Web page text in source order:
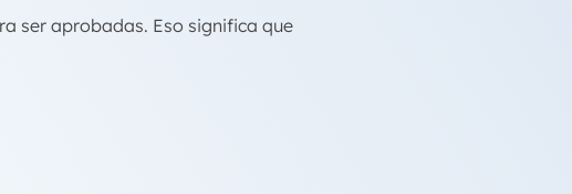
ser aprobadas. Eso significa que